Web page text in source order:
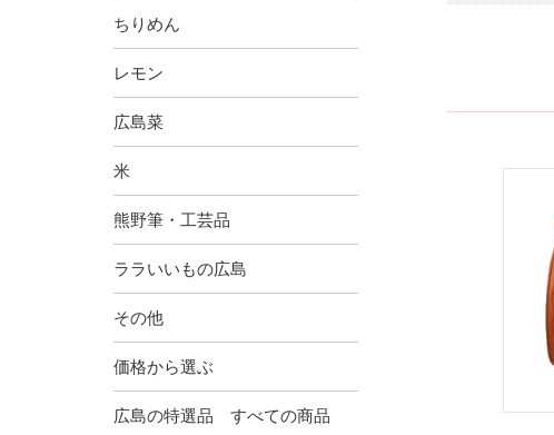
ちりめん
レモン
広島菜
米
熊野筆・工芸品
ララいいもの広島
その他
価格から選ぶ
広島の特選品 すべての商品